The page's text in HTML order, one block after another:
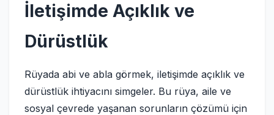
İletişimde Açıklık ve
Dürüstlük
Rüyada abi ve abla görmek, iletişimde açıklık ve
dürüstlük ihtiyacını simgeler. Bu rüya, aile ve
sosyal çevrede yaşanan sorunların çözümü için